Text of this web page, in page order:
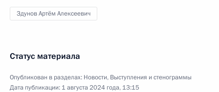
Здунов Артём Алексеевич
Статус материала
Опубликован в разделах: Новости, Выступления и стенограммы
Дата публикации: 1 августа 2024 года, 13:15